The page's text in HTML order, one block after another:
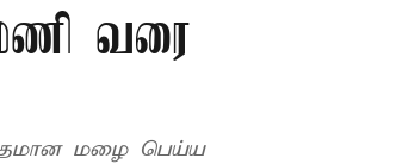
வரை
மழை பெய்ய